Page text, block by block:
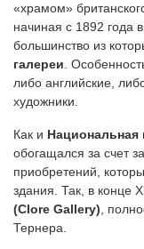
«храмом»
начиная с 1892 года
большинство из
галереи .
либо английские,
художники.
Как и Национальная
обогащался за счет
приобретений,
здания. Так, в конце
(Clore Gallery) ,
Тернера.